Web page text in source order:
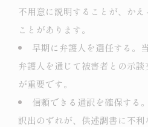
不用意に説明することが、かえ
ことがあります。
早期に弁護人を選任する。
弁護人を通じて被害者との示
が重要です。
信頼できる通訳を確保する
訳出のずれが、供述調書に不利